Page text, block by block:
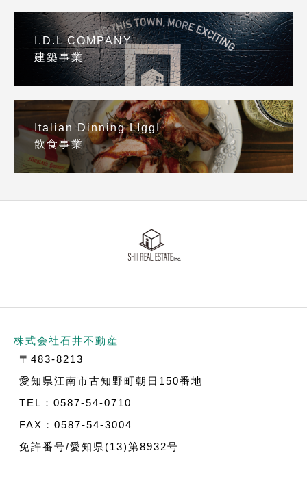
I.D.L COMPANY
建築事業
Italian Dinning LIggI
飲食事業
株式会社石井不動産
〒483-8213
愛知県江南市古知野町朝日150番地
TEL：0587-54-0710
FAX：0587-54-3004
免許番号/愛知県(13)第8932号